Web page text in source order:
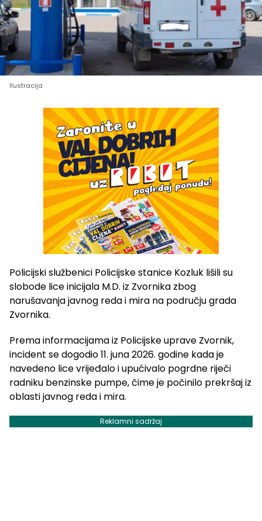
Ilustracija
Policijski službenici Policijske stanice Kozluk lišili su
slobode lice inicijala M.D. iz Zvornika zbog
narušavanja javnog reda i mira na području grada
Zvornika.
Prema informacijama iz Policijske uprave Zvornik,
incident se dogodio 11. juna 2026. godine kada je
navedeno lice vrijeđalo i upućivalo pogrdne riječi
radniku benzinske pumpe, čime je počinilo prekršaj iz
oblasti javnog reda i mira.
Reklamni sadržaj